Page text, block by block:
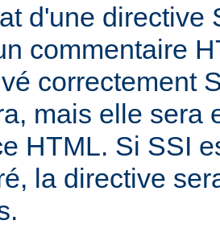
d'une directive
commentaire
correctement
mais elle sera
HTML. Si SSI
la directive